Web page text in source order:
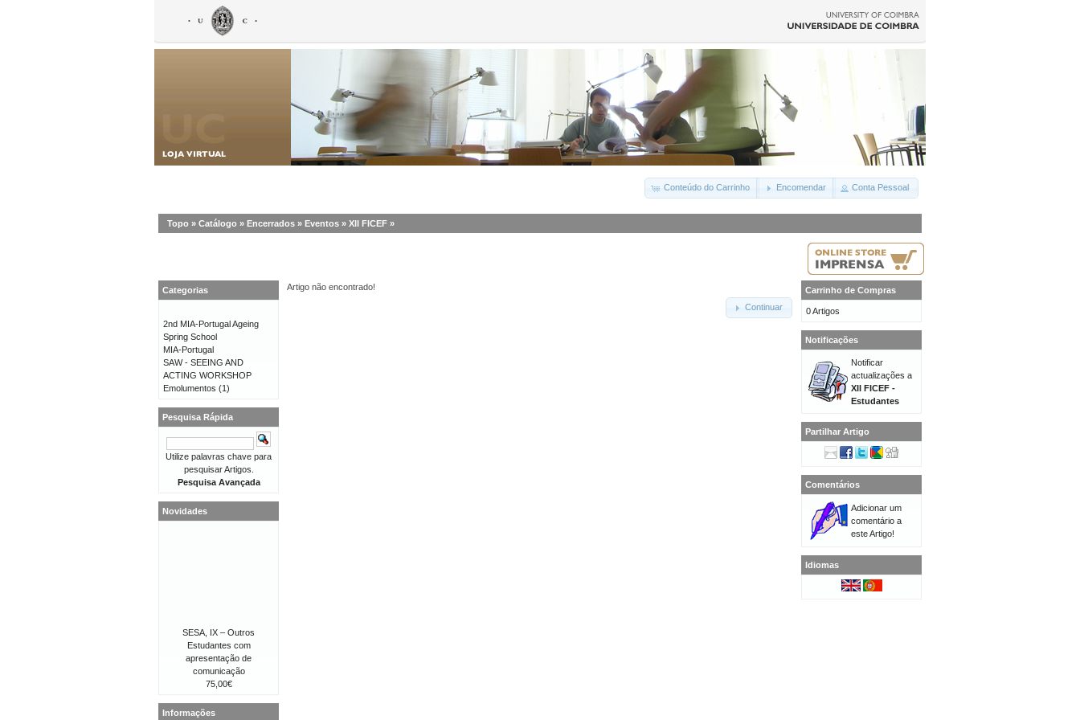
Conteúdo do Carrinho Encomendar Conta Pessoal
Topo » Catálogo » Encerrados » Eventos » XII FICEF »
Artigo não encontrado!
Continuar
Categorias
2nd MIA-Portugal Ageing
Spring School
MIA-Portugal
SAW - SEEING AND
ACTING WORKSHOP
Emolumentos (1)
Pesquisa Rápida
Utilize palavras chave para
pesquisar Artigos.
Pesquisa Avançada
Novidades
SESA, IX – Outros
Estudantes com
apresentação de
comunicação
75,00€
Informações
Carrinho de Compras
0 Artigos
Notificações
Notificar
actualizações a
XII FICEF -
Estudantes
Partilhar Artigo
Comentários
Adicionar um
comentário a
este Artigo!
Idiomas